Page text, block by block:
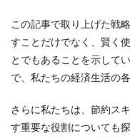
この記事で取り上げた戦
すことだけでなく、賢く
とでもあることを示して
で、私たちの経済生活の
さらに私たちは、節約ス
す重要な役割についても